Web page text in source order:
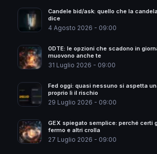
Candele bid/ask: quello che la
dice
4 Agosto 2026 - 09:00
0DTE: le opzioni che scadono in
muovono anche te
31 Luglio 2026 - 09:00
Fed oggi: quasi nessuno si aspetta
proprio lì il rischio
29 Luglio 2026 - 09:00
GEX spiegato semplice: perché certi
fermo e altri crolla
27 Luglio 2026 - 09:00